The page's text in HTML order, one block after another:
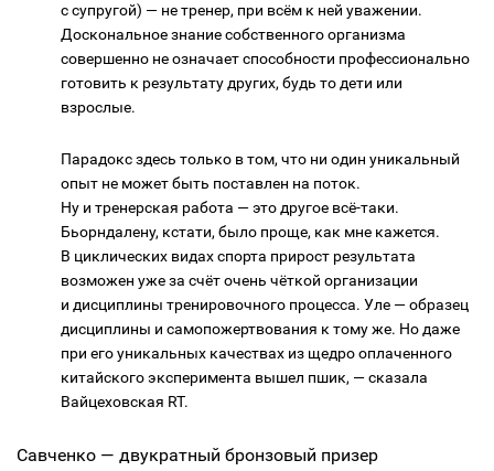
с супругой) — не тренер, при всём к ней уважении.
Доскональное знание собственного организма
совершенно не означает способности профессионально
готовить к результату других, будь то дети или
взрослые.
Парадокс здесь только в том, что ни один уникальный
опыт не может быть поставлен на поток.
Ну и тренерская работа — это другое всё-таки.
Бьорндалену, кстати, было проще, как мне кажется.
В циклических видах спорта прирост результата
возможен уже за счёт очень чёткой организации
и дисциплины тренировочного процесса. Уле — образец
дисциплины и самопожертвования к тому же. Но даже
при его уникальных качествах из щедро оплаченного
китайского эксперимента вышел пшик, — сказала
Вайцеховская RT.
Савченко — двукратный бронзовый призер